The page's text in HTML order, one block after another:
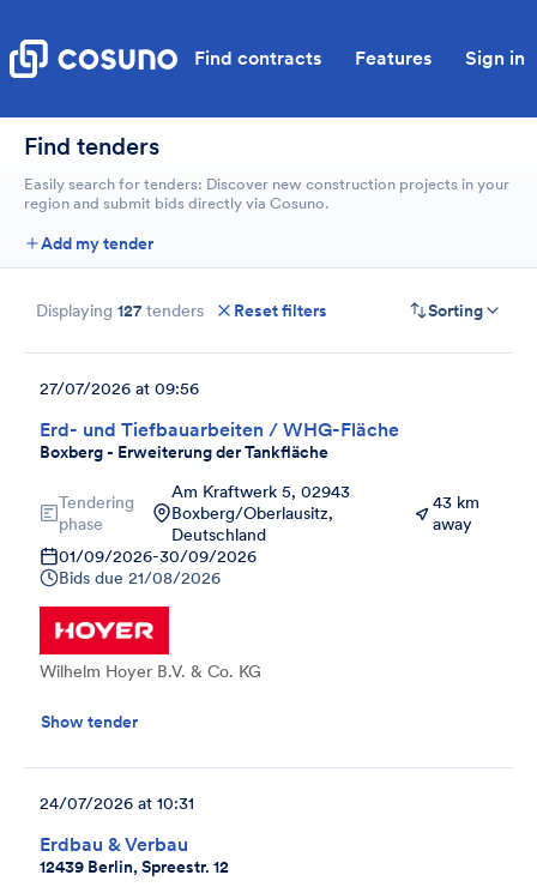
Find contracts Features Sign in
Find tenders
Easily search for tenders: Discover new construction projects in your
region and submit bids directly via Cosuno.
Add my tender
Displaying 127tenders Reset filters Sorting
Erd- und Tiefbauarbeiten / WHG-Fläche
Boxberg - Erweiterung der Tankfläche
27/07/2026 at 09:56
Tendering
phase
Am Kraftwerk 5, 02943
Boxberg/Oberlausitz,
Deutschland
43 km
away
01/09/2026-30/09/2026
Bids due 21/08/2026
Wilhelm Hoyer B.V. & Co. KG
Show tender
Erdbau & Verbau
12439 Berlin, Spreestr. 12
24/07/2026 at 10:31